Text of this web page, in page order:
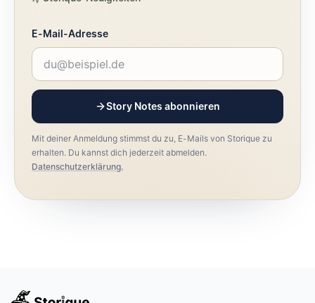
E-Mail-Adresse
Story Notes abonnieren
Mit deiner Anmeldung stimmst du zu, E-Mails von Storique zu
erhalten. Du kannst dich jederzeit abmelden.
Datenschutzerklärung.